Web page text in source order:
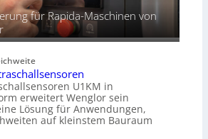
für Rapida-Maschinen von
U1KM in
erweitert Wenglor sein
Lösung für Anwendungen,
auf kleinstem Bauraum